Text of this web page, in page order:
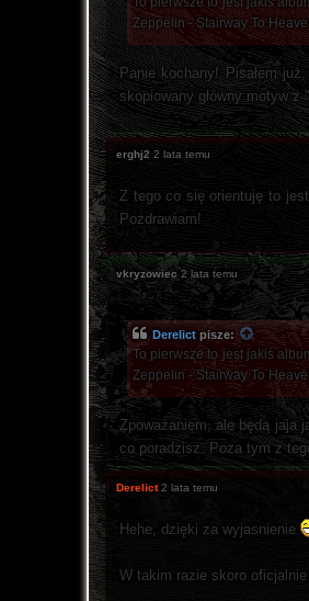
Zeppelin - Stairway To
Panie kochany! Pisałem
skopiowany główny motyw
erghj2 2 lata temu
Z tego co się orientuję to
Pozdrawiam!
vkryzowiec 2 lata temu
Derelict pisze:
To pierwsze to jest jakiś
Zeppelin - Stairway To
Zpoważaniem, ale będą jaja
co poradzisz. Poza tym z
Derelict 2 lata temu
Hehe, dzięki za wyjasnienie
W takim razie skoro